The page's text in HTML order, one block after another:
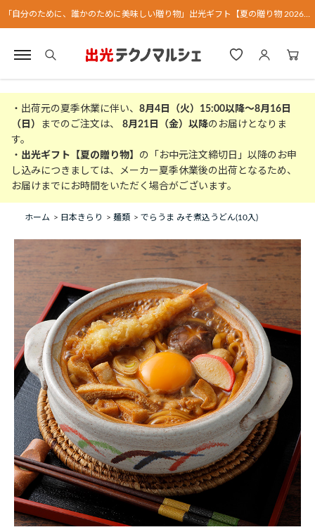
・出荷元の夏季休業に伴い、 8月4日（火）15:00以降～8月16日
（日）
までのご注文は、 8月21日（金）以降のお届けとなりま
す。
・ 出光ギフト【夏の贈り物】 の「お中元注文締切日」以降のお申
し込みにつきましては、メーカー夏季休業後の出荷となるため、
お届けまでにお時間をいただく場合がございます。
ホーム > 日本きらり > 麺類 > でらうま みそ煮込うどん(10入)